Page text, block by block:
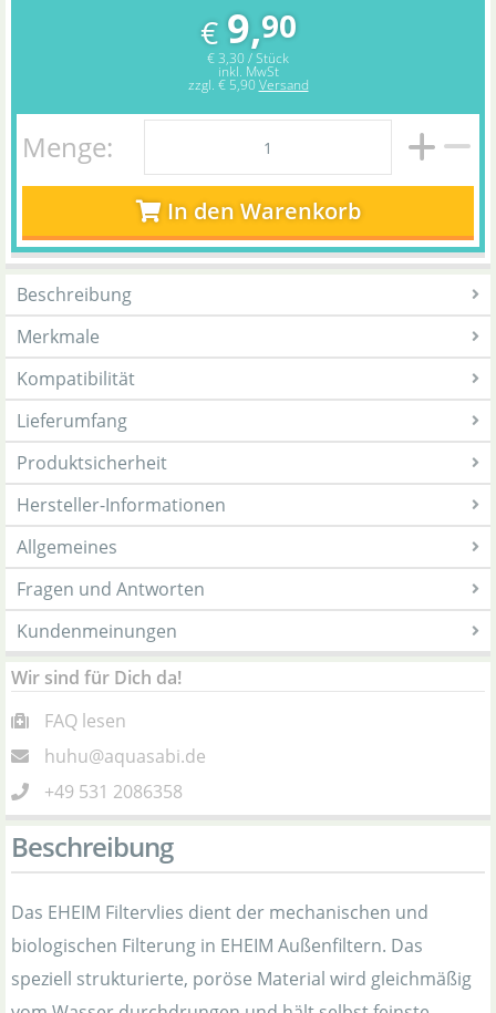
€ 9,90
€ 3,30 / Stück
inkl. MwSt
zzgl. € 5,90 Versand
Menge:
In den Warenkorb
Beschreibung
Merkmale
Kompatibilität
Lieferumfang
Produktsicherheit
Hersteller-Informationen
Allgemeines
Fragen und Antworten
Kundenmeinungen
Wir sind für Dich da!
FAQ lesen
huhu@aquasabi.de
+49 531 2086358
Beschreibung
Das EHEIM Filtervlies dient der mechanischen und
biologischen Filterung in EHEIM Außenfiltern. Das
speziell strukturierte, poröse Material wird gleichmäßig